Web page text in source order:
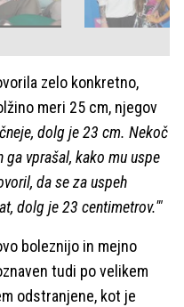
zelo konkretno,
meri 25 cm, njegov
dolg je 23 cm. Nekoč
vprašal, kako mu uspe
da se za uspeh
dolg je 23 centimetrov.'"
boleznijo in mejno
tudi po velikem
odstranjene, kot je